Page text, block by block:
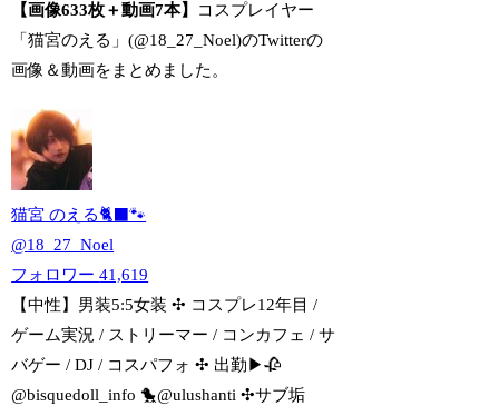
【画像633枚＋動画7本】
コスプレイヤー
「猫宮のえる」(@18_27_Noel)のTwitterの
画像＆動画をまとめました。
猫宮 のえる🐈‍⬛🐾
@18_27_Noel
フォロワー41,619
【中性】男装5:5女装 ✣ コスプレ12年目 /
ゲーム実況 / ストリーマー / コンカフェ / サ
バゲー / DJ / コスパフォ ✣ 出勤▶︎🥀
@bisquedoll_info 🐤@ulushanti ✣サブ垢